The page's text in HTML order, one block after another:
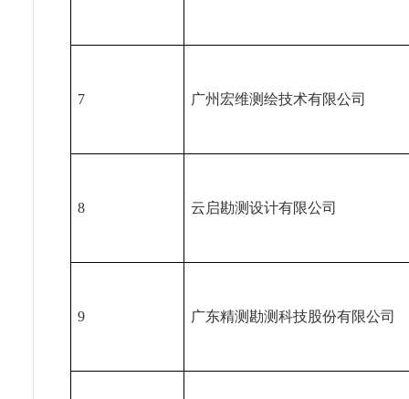
7 广州宏维测绘技术有限公司
8 云启勘测设计有限公司
9 广东精测勘测科技股份有限公司